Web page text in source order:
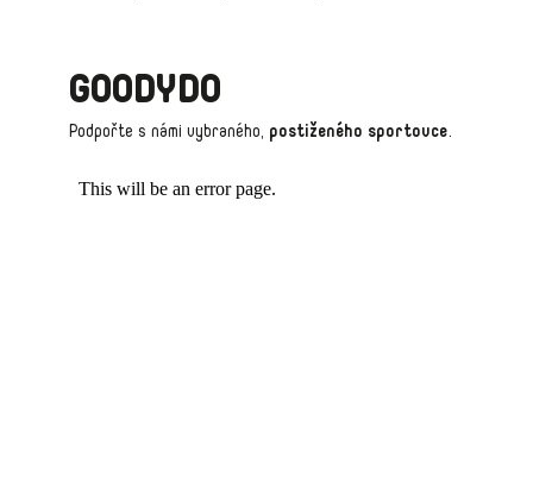
GOODYDO
Podpořte s námi vybraného, postiženého sportovce.